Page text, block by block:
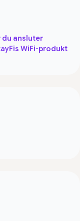
du ansluter
WiFi-produkt